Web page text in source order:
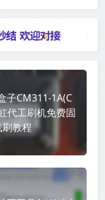
子CM311-1A(C
代工刷机免费固
教程